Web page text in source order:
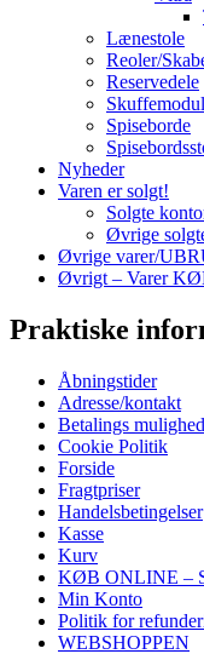
Lænestole
Reoler/
Reservedele
Spiseborde
Nyheder
Varen er solgt!
Solgte
Øvrige
Øvrige varer/
Øvrigt – Varer
Praktiske
Åbningstider
Adresse/kontakt
Betalings
Cookie Politik
Forside
Fragtpriser
Handelsbetingelser
Kasse
Kurv
KØB ONLINE –
Min Konto
Politik for
WEBSHOPPEN